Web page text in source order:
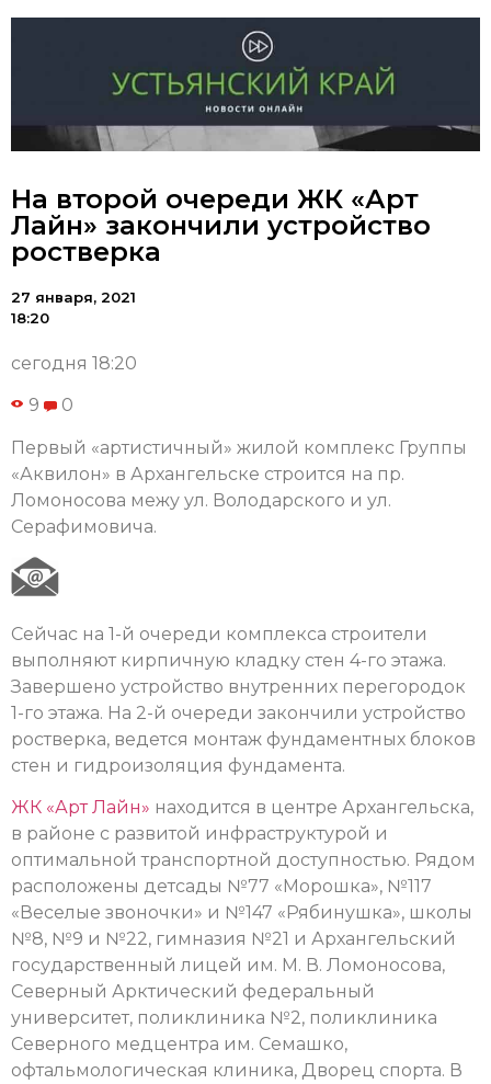
На второй очереди ЖК «Арт
Лайн» закончили устройство
ростверка
27 января, 2021
18:20
сегодня 18:20
9 0
Первый «артистичный» жилой комплекс Группы
«Аквилон» в Архангельске строится на пр.
Ломоносова межу ул. Володарского и ул.
Серафимовича.
Сейчас на 1-й очереди комплекса строители
выполняют кирпичную кладку стен 4-го этажа.
Завершено устройство внутренних перегородок
1-го этажа. На 2-й очереди закончили устройство
ростверка, ведется монтаж фундаментных блоков
стен и гидроизоляция фундамента.
ЖК «Арт Лайн» находится в центре Архангельска,
в районе с развитой инфраструктурой и
оптимальной транспортной доступностью. Рядом
расположены детсады №77 «Морошка», №117
«Веселые звоночки» и №147 «Рябинушка», школы
№8, №9 и №22, гимназия №21 и Архангельский
государственный лицей им. М. В. Ломоносова,
Северный Арктический федеральный
университет, поликлиника №2, поликлиника
Северного медцентра им. Семашко,
офтальмологическая клиника, Дворец спорта. В